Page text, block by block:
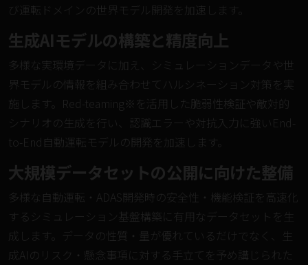
び運転ドメインの世界モデル開発を加速します。
生成AIモデルの構築と精度向上
多様な実環境データに加え、シミュレーションデータや世
界モデルの情報を組み合わせてハルシネーション対策を実
施します。Red-teaming※を活用した脆弱性検証や敵対的
シナリオの生成を行い、認識エラーや対抗入力に強いEnd-
to-End自動運転モデルの開発を加速します。
大規模データセットの公開に向けた整備
多様な自動運転・ADAS開発時の安全性・機能検証を高速化
するシミュレーション基盤構築に有用なデータセットを生
成します。データの性質・量が優れているだけでなく、生
成AIのリスク・懸念事項に対する手立てを予め講じられた